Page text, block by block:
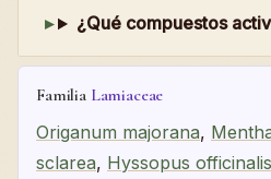
¿Qué compuestos
Familia Lamiaceae
Origanum majorana,
sclarea, Hyssopus officinalis